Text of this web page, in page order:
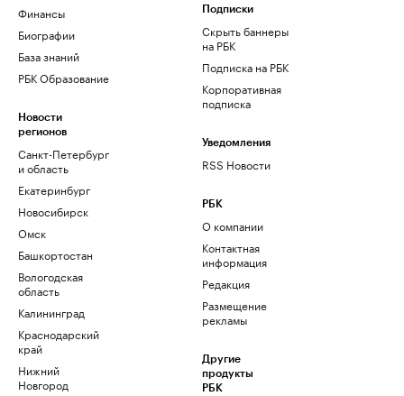
Финансы
Биографии
База знаний
РБК Образование
Новости
регионов
Санкт-Петербург
и область
Екатеринбург
Новосибирск
Омск
Башкортостан
Вологодская
область
Калининград
Краснодарский
край
Нижний
Новгород
Подписки
Скрыть баннеры
на РБК
Подписка на РБК
Корпоративная
подписка
Уведомления
RSS Новости
РБК
О компании
Контактная
информация
Редакция
Размещение
рекламы
Другие
продукты
РБК